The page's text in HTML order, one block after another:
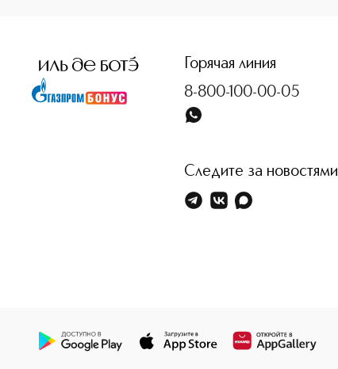
Горячая линия
8-800-100-00-05
Следите за новостями